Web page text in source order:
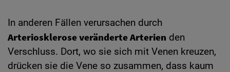
In anderen Fällen verursachen durch
Arteriosklerose veränderte Arterien den
Verschluss. Dort, wo sie sich mit Venen kreuzen,
drücken sie die Vene so zusammen, dass kaum